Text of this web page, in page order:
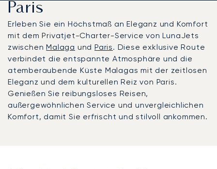
Paris
Erleben Sie ein Höchstmaß an Eleganz und Komfort
mit dem Privatjet-Charter-Service von LunaJets
zwischenMalaga undParis. Diese exklusive Route
verbindet die entspannte Atmosphäre und die
atemberaubende Küste Malagas mit der zeitlosen
Eleganz und dem kulturellen Reiz von Paris.
Genießen Sie reibungsloses Reisen,
außergewöhnlichen Service und unvergleichlichen
Komfort, damit Sie erfrischt und stilvoll ankommen.